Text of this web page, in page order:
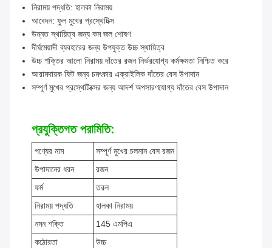
নিরাময় পদ্ধতি: হালকা নিরাময়
আবেদন: ফুল মুখের প্রস্থেটিক্স
উন্নত স্থায়িত্ব জন্য কম জল শোষণ
দীর্ঘমেয়াদী ব্যবহারের জন্য উপযুক্ত উচ্চ স্থায়িত্ব
উচ্চ শক্তির আলো নিরাময় দাঁতের রজন নির্ভরযোগ্য কর্মক্ষমতা নিশ্চিত করে
আরামদায়ক ফিট জন্য চমৎকার এক্রাইলিক দাঁতের বেস উপাদান
সম্পূর্ণ মুখের প্রস্থেটিক্সের জন্য আদর্শ অপসারণযোগ্য দাঁতের বেস উপাদান
প্রযুক্তিগত পরামিতি:
পণ্যের নাম
সম্পূর্ণ মুখের চলমান বেস রজন
উপাদানের ধরন
রজন
ফর্ম
তরল
নিরাময় পদ্ধতি
হালকা নিরাময়
নমন শক্তি
145 এমপিএ
কঠোরতা
উচ্চ